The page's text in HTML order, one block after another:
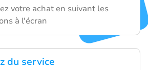
votre achat en suivant les
à l'écran
du service